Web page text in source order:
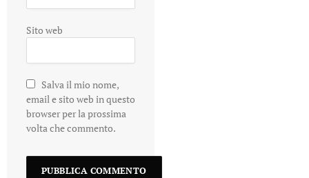
Sito web
Salva il mio nome,
email e sito web in questo
browser per la prossima
volta che commento.